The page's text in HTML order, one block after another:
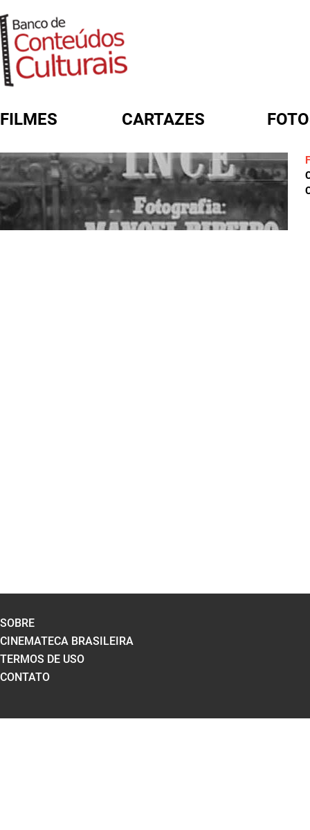
FILMES CARTAZES
FORMULÁRIO DE BUSCA
SOBRE
CINEMATECA BRASILEIRA
TERMOS DE USO
CONTATO